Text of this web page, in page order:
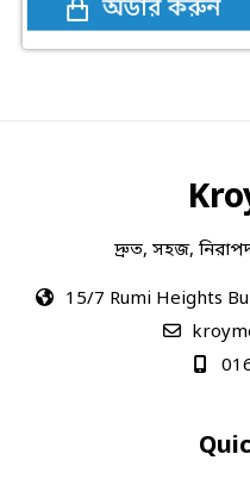
অর্ডার করুন
দ্রুত, সহজ,
15/7 Rumi Heights